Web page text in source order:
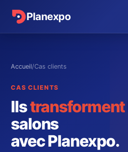
Planexpo
Accueil/Cas clients
CAS CLIENTS
Ilstransforment
salons
avec Planexpo.